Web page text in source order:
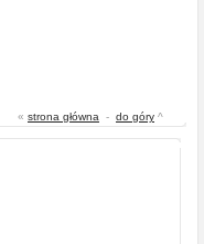
« strona główna - do góry ^